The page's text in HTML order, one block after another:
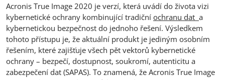
Acronis True Image 2020 je verzí, která uvádí do života vizi
kybernetické ochrany kombinující tradiční ochranu dat a
kybernetickou bezpečnost do jednoho řešení. Výsledkem
tohoto přístupu je, že aktuální produkt je jediným osobním
řešením, které zajišťuje všech pět vektorů kybernetické
ochrany – bezpečí, dostupnost, soukromí, autenticitu a
zabezpečení dat (SAPAS). To znamená, že Acronis True Image